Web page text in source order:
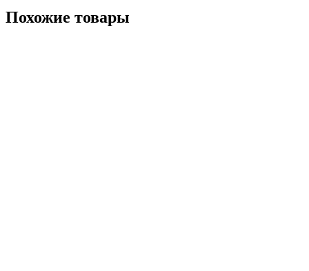
Похожие товары